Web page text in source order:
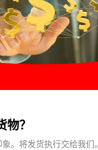
？
。将发货执行交给我们。